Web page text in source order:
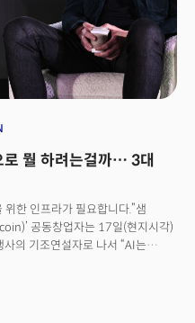
로 뭘 하려는걸까… 3대
한 인프라가 필요합니다.”샘
공동창업자는 17일(현지시각)
의 기조연설자로 나서 “AI는
왔다”며 이같이 말했다. 인간의